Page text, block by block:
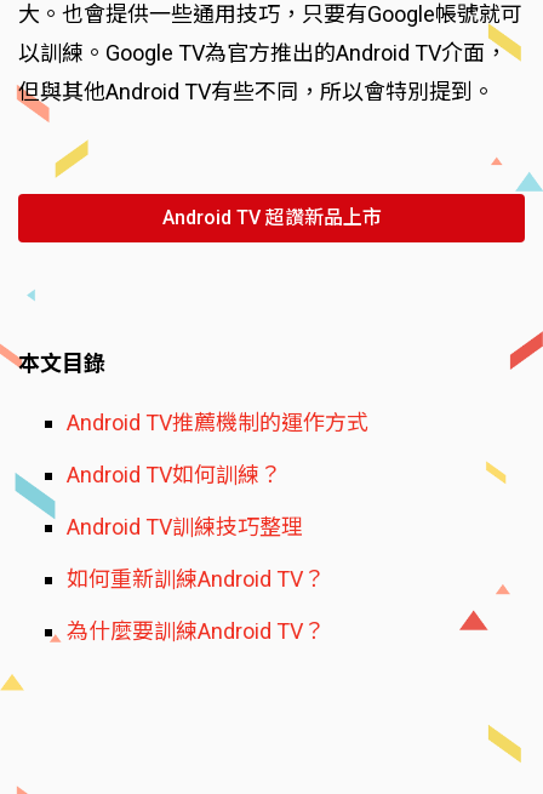
大。也會提供一些通用技巧，只要有Google帳號就可
以訓練。Google TV為官方推出的Android TV介面，
但與其他Android TV有些不同，所以會特別提到。
Android TV 超讚新品上市
本文目錄
Android TV推薦機制的運作方式
Android TV如何訓練？
Android TV訓練技巧整理
如何重新訓練Android TV？
為什麼要訓練Android TV？